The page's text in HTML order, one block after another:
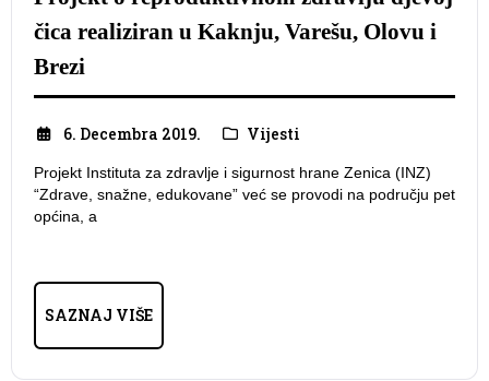
čica realiziran u Kaknju, Varešu, Olovu i
Brezi
6. Decembra 2019. Vijesti
Projekt Instituta za zdravlje i sigurnost hrane Zenica (INZ)
“Zdrave, snažne, edukovane” već se provodi na području pet
općina, a
SAZNAJ VIŠE